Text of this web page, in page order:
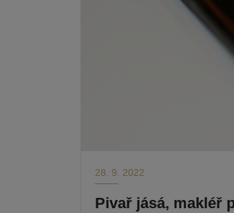
28. 9. 2022
Pivař jásá, makléř